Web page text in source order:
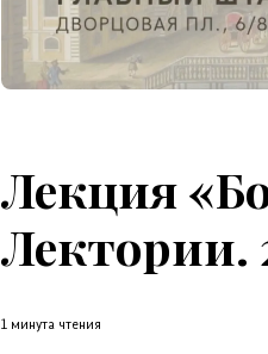
Лекция
Лектории.
1 минута чтения